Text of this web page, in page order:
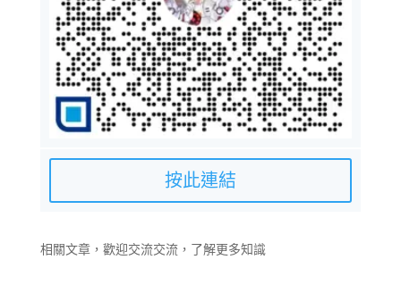
按此連結
相關文章，歡迎交流交流，了解更多知識